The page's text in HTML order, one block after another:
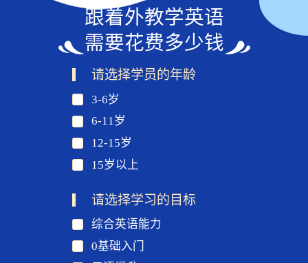
跟着外教学英语
需要花费多少钱
请选择学员的年龄
3-6岁
6-11岁
12-15岁
15岁以上
请选择学习的目标
综合英语能力
0基础入门